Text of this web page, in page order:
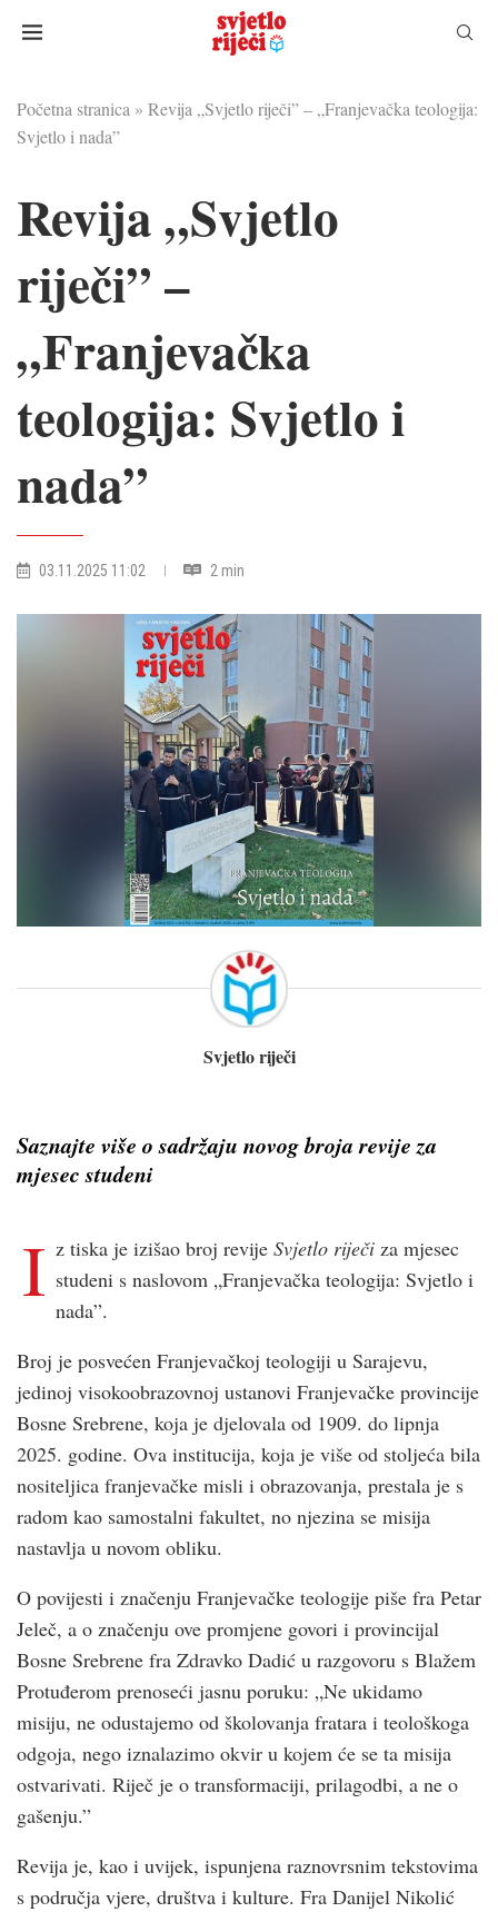
Početna stranica » Revija „Svjetlo riječi” – „Franjevačka teologija:
Svjetlo i nada”
Revija „Svjetlo
riječi” –
„Franjevačka
teologija: Svjetlo i
nada”
03.11.2025 11:02 2 min
Svjetlo riječi
Saznajte više o sadržaju novog broja revije za
mjesec studeni
I z tiska je izišao broj revijeSvjetlo riječi za mjesec
studeni s naslovom „Franjevačka teologija: Svjetlo i
nada”.
Broj je posvećen Franjevačkoj teologiji u Sarajevu,
jedinoj visokoobrazovnoj ustanovi Franjevačke provincije
Bosne Srebrene, koja je djelovala od 1909. do lipnja
2025. godine. Ova institucija, koja je više od stoljeća bila
nositeljica franjevačke misli i obrazovanja, prestala je s
radom kao samostalni fakultet, no njezina se misija
nastavlja u novom obliku.
O povijesti i značenju Franjevačke teologije piše fra Petar
Jeleč, a o značenju ove promjene govori i provincijal
Bosne Srebrene fra Zdravko Dadić u razgovoru s Blažem
Protuđerom prenoseći jasnu poruku: „Ne ukidamo
misiju, ne odustajemo od školovanja fratara i teološkoga
odgoja, nego iznalazimo okvir u kojem će se ta misija
ostvarivati. Riječ je o transformaciji, prilagodbi, a ne o
gašenju.”
Revija je, kao i uvijek, ispunjena raznovrsnim tekstovima
s područja vjere, društva i kulture. Fra Danijel Nikolić